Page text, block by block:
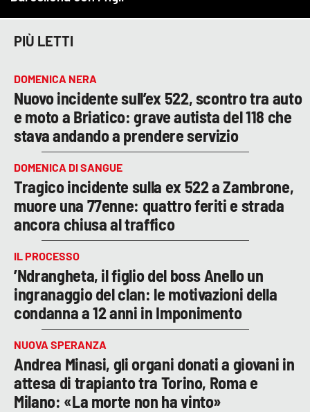
PIÙ LETTI
DOMENICA NERA
Nuovo incidente sull’ex 522, scontro tra auto
e moto a Briatico: grave autista del 118 che
stava andando a prendere servizio
DOMENICA DI SANGUE
Tragico incidente sulla ex 522 a Zambrone,
muore una 77enne: quattro feriti e strada
ancora chiusa al traffico
IL PROCESSO
’Ndrangheta, il figlio del boss Anello un
ingranaggio del clan: le motivazioni della
condanna a 12 anni in Imponimento
NUOVA SPERANZA
Andrea Minasi, gli organi donati a giovani in
attesa di trapianto tra Torino, Roma e
Milano: «La morte non ha vinto»